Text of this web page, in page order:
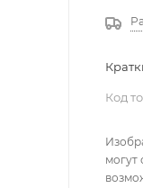
Код
могут